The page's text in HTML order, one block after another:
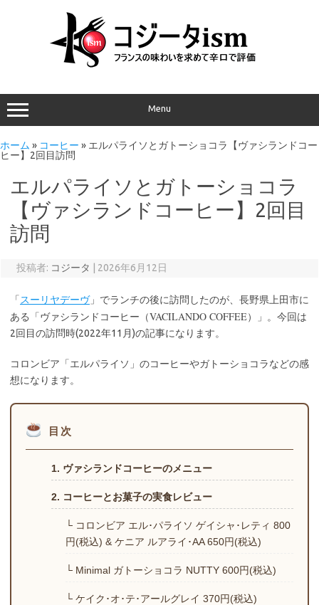
Menu
ホーム » コーヒー » エルパライソとガトーショコラ【ヴァシランドコー
ヒー】2回目訪問
エルパライソとガトーショコラ
【ヴァシランドコーヒー】2回目
訪問
投稿者: コジータ 2026年6月12日
「 スーリヤデーヴ」でランチの後に訪問したのが、長野県上田市に
ある「ヴァシランドコーヒー（VACILANDO COFFEE）」。今回は
2回目の訪問時(2022年11月)の記事になります。
コロンビア「エルパライソ」のコーヒーやガトーショコラなどの感
想になります。
目次
1. ヴァシランドコーヒーのメニュー
2. コーヒーとお菓子の実食レビュー
└ コロンビア エル･パライソ ゲイシャ･レティ 800
円(税込) & ケニア ルアライ･AA 650円(税込)
└ Minimal ガトーショコラ NUTTY 600円(税込)
└ ケイク･オ･テ･アールグレイ 370円(税込)